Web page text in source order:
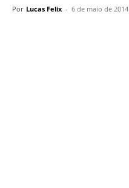
Por Lucas Felix - 6 de maio de 2014